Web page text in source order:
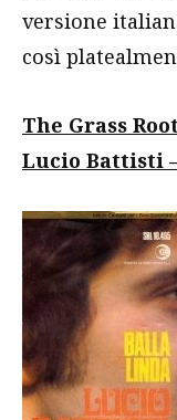
versione
così
The Grass
Lucio Battisti